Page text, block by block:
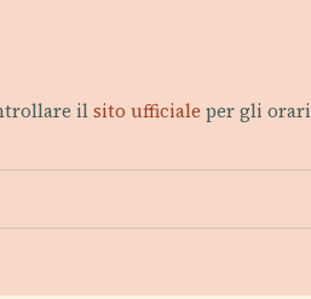
ilsito ufficiale per gli orari